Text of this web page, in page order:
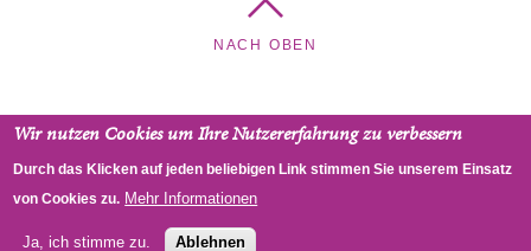
Wir nutzen Cookies um Ihre Nutzererfahrung zu verbessern
Durch das Klicken auf jeden beliebigen Link stimmen Sie unserem Einsatz
von Cookies zu. Mehr Informationen
Ja, ich stimme zu. Ablehnen
NACH OBEN
Kreuzkirche - Pfarrgemeinde Hietzing, Cumberlandstraße
48, 1140 Wien, Österreich